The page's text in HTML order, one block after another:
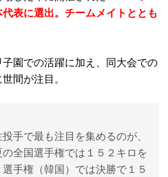
表に選出。チームメイトととも
園での活躍に加え、同大会での
間が注目。
手で最も注目を集めるのが、
全国選手権では１５２キロを
手権（韓国）では決勝で１５